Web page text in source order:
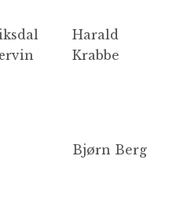
Harald
Krabbe
Bjørn Berg